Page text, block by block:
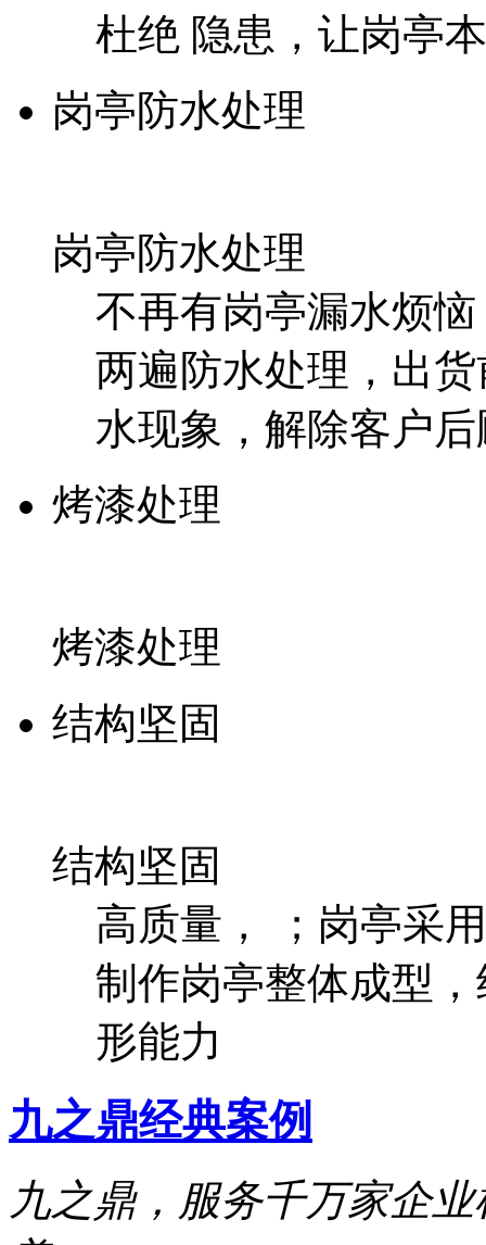
杜绝 隐患，让岗亭
岗亭防水处理
岗亭防水处理
不再有岗亭漏水烦
两遍防水处理，出
水现象，解除客户
烤漆处理
烤漆处理
结构坚固
结构坚固
高质量， ；岗亭采
制作岗亭整体成型
形能力
九之鼎经典案例
九之鼎，服务千万家企